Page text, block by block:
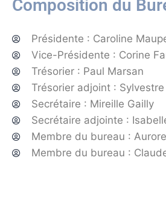
Composition du
Présidente : Caroline
Vice-Présidente : Corine
Trésorier : Paul Marsan
Trésorier adjoint :
Secrétaire : Mireille Gailly
Secrétaire adjointe :
Membre du bureau :
Membre du bureau :